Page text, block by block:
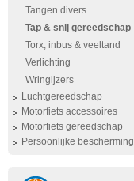
Tangen divers
Tap & snij gereedschap
Torx, inbus & veeltand
Verlichting
Wringijzers
Luchtgereedschap
Motorfiets accessoires
Motorfiets gereedschap
Persoonlijke bescherming